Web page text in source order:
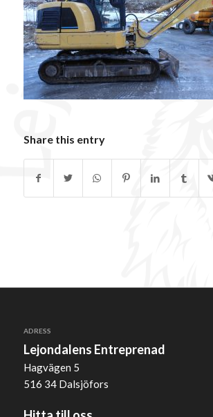
Share this entry
ADRESS
Lejondalens Entreprenad
Hagvägen 5
516 34 Dalsjöfors